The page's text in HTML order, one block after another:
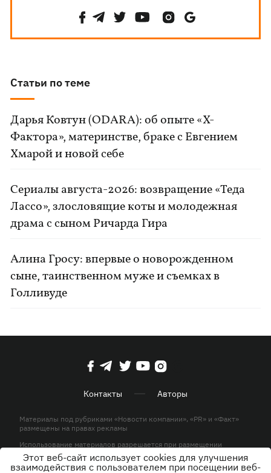
Статьи по теме
Дарья Ковтун (ODARA): об опыте «Х-
Фактора», материнстве, браке с Евгением
Хмарой и новой себе
Сериалы августа-2026: возвращение «Теда
Лассо», злословящие коты и молодежная
драма с сыном Ричарда Гира
Алина Гросу: впервые о новорожденном
сыне, таинственном муже и съемках в
Голливуде
Контакты Авторы
Материалы под рубриками «Новости компании», «PR» и «Факт»
размещены на правах рекламы
Использование материалов разрешается при размещении
активной гиперссылки на KP.UA в первом абзаце.
© ООО «ЮЛАВ МЕДИА»,2026. Все права защищены.
Этот веб-сайт использует cookies для улучшения
взаимодействия с пользователем при посещении веб-